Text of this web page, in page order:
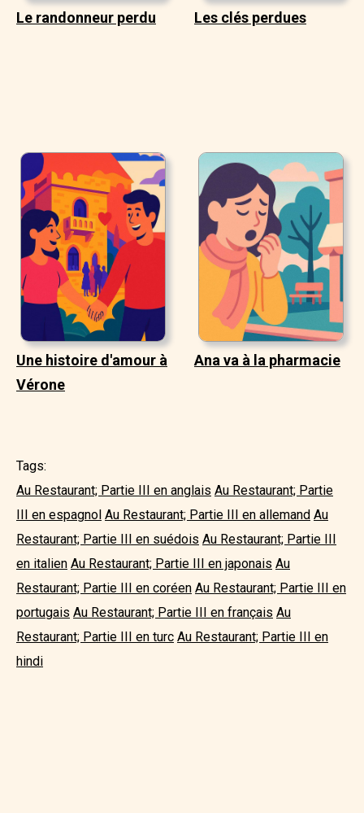
Le randonneur perdu Les clés perdues
Une histoire d'amour à
Vérone
Ana va à la pharmacie
Tags:
Au Restaurant; Partie III en anglais Au Restaurant; Partie
III en espagnol Au Restaurant; Partie III en allemand Au
Restaurant; Partie III en suédois Au Restaurant; Partie III
en italien Au Restaurant; Partie III en japonais Au
Restaurant; Partie III en coréen Au Restaurant; Partie III en
portugais Au Restaurant; Partie III en français Au
Restaurant; Partie III en turc Au Restaurant; Partie III en
hindi